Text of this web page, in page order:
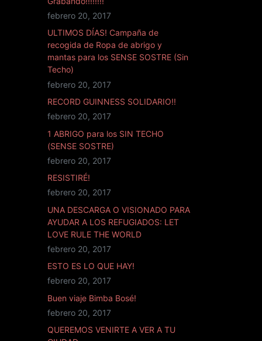
febrero 20, 2017
ULTIMOS DÍAS! Campaña de
recogida de Ropa de abrigo y
mantas para los SENSE SOSTRE (Sin
Techo)
febrero 20, 2017
RECORD GUINNESS SOLIDARIO!!
febrero 20, 2017
1 ABRIGO para los SIN TECHO
(SENSE SOSTRE)
febrero 20, 2017
RESISTIRÉ!
febrero 20, 2017
UNA DESCARGA O VISIONADO PARA
AYUDAR A LOS REFUGIADOS: LET
LOVE RULE THE WORLD
febrero 20, 2017
ESTO ES LO QUE HAY!
febrero 20, 2017
Buen viaje Bimba Bosé!
febrero 20, 2017
QUEREMOS VENIRTE A VER A TU